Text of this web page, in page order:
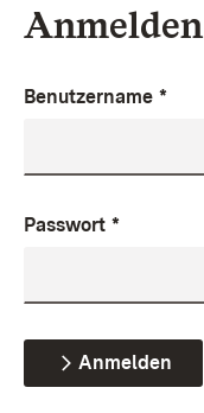
Anmelden
Benutzername *
Passwort *
Anmelden